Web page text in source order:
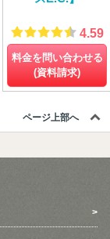
4.59
料金を問い合わせる
(資料請求)
ページ上部へ